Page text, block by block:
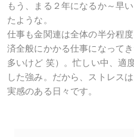
もう、まる２年になるか～早
たような。
仕事も金関連は全体の半分程
済全般にかかる仕事になって
多いけど 笑）。忙しい中、適
した強み。だから、ストレス
実感のある日々です。